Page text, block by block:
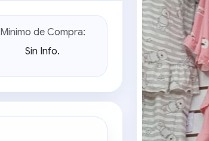
Minimo de Compra:
Sin Info.